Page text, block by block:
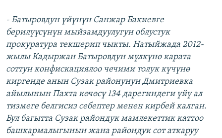
- Батыровдун үйүнүн Санжар Бакиевге
берилүүсүнүн мыйзамдуулугун облустук
прокуратура текшерип чыкты. Натыйжада 2012-
жылы Кадыржан Батыровдун мүлкүнө карата
соттун конфискациялоо чечими толук күчүнө
киргенде анын Сузак районунун Дмитриевка
айылынын Пахта көчөсү 134 дарегиндеги үйү ал
тизмеге белгисиз себептер менен кирбей калган.
Бул багытта Сузак райондук мамлекеттик каттоо
башкармалыгынын жана райондук сот аткаруу